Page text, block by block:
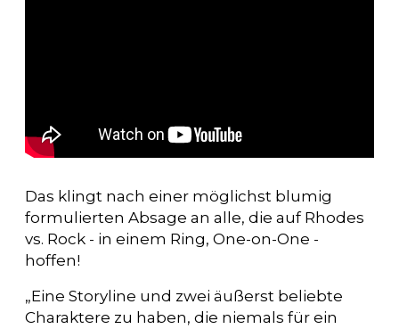
Das klingt nach einer möglichst blumig
formulierten Absage an alle, die auf Rhodes
vs. Rock - in einem Ring, One-on-One -
hoffen!
„Eine Storyline und zwei äußerst beliebte
Charaktere zu haben, die niemals für ein